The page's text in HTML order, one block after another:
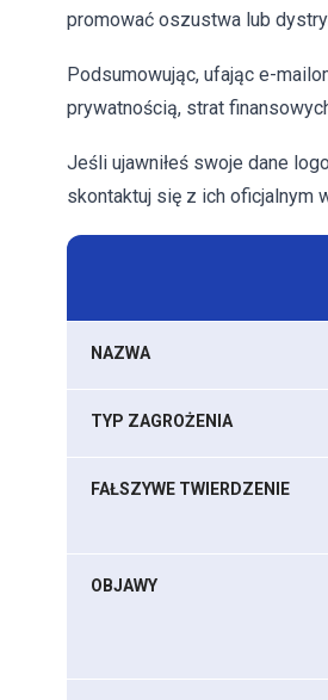
promować oszustwa lub
Podsumowując, ufając e-
prywatnością, strat
Jeśli ujawniłeś swoje dane
skontaktuj się z ich oficjalnym
NAZWA
TYP ZAGROŻENIA
FAŁSZYWE TWIERDZENIE
OBJAWY